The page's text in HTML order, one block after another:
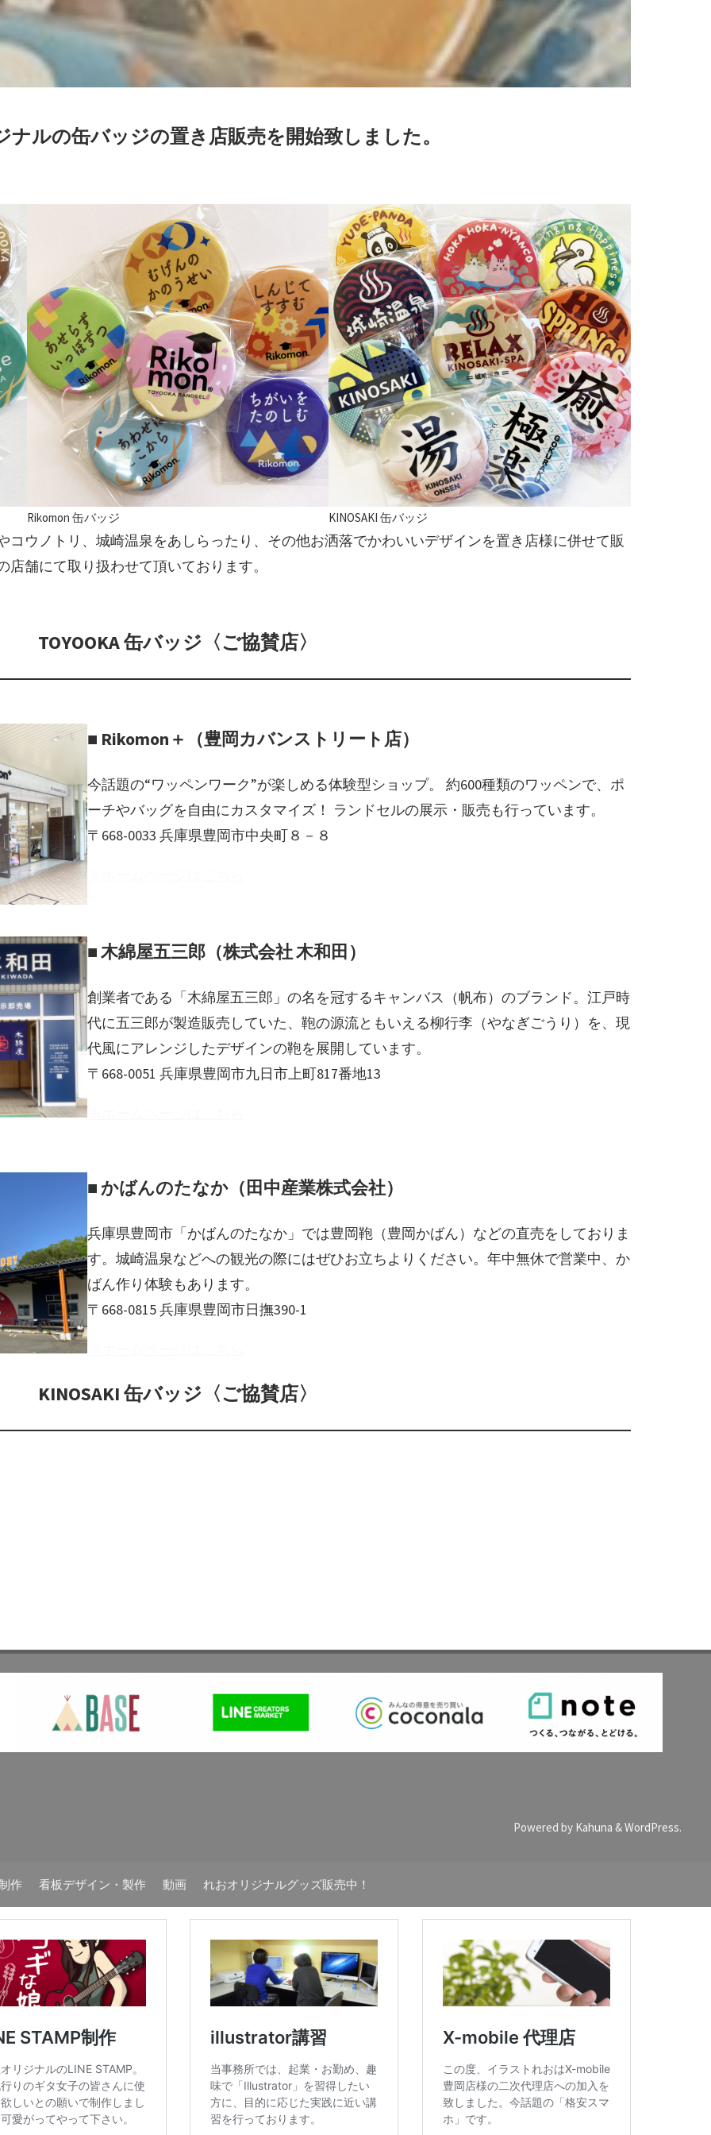
ナルの缶バッジの置き店販売を開始致しました。
Rikomon 缶バッジ KINOSAKI 缶バッジ
ウノトリ、城崎温泉をあしらったり、その他お洒落でかわいいデザインを置き店様に併せて販
舗にて取り扱わせて頂いております。
TOYOOKA 缶バッジ〈ご協賛店〉
■ Rikomon＋（豊岡カバンストリート店）
今話題の“ワッペンワーク”が楽しめる体験型ショップ。 約600種類のワッペンで、ポ
ーチやバッグを自由にカスタマイズ！ ランドセルの展示・販売も行っています。
〒668-0033 兵庫県豊岡市中央町８－８
※ホームページはこちら
■ 木綿屋五三郎（株式会社 木和田）
創業者である「木綿屋五三郎」の名を冠するキャンバス（帆布）のブランド。江戸時
代に五三郎が製造販売していた、鞄の源流ともいえる柳行李（やなぎごうり）を、現
代風にアレンジしたデザインの鞄を展開しています。
〒668-0051 兵庫県豊岡市九日市上町817番地13
※ホームページはこちら
■ かばんのたなか（田中産業株式会社）
兵庫県豊岡市「かばんのたなか」では豊岡鞄（豊岡かばん）などの直売をしておりま
す。城崎温泉などへの観光の際にはぜひお立ちよりください。年中無休で営業中、か
ばん作り体験もあります。
〒668-0815 兵庫県豊岡市日撫390-1
※ホームページはこちら
KINOSAKI 缶バッジ〈ご協賛店〉
Powered byKahuna &WordPress.
作 看板デザイン・製作 動画 れおオリジナルグッズ販売中！